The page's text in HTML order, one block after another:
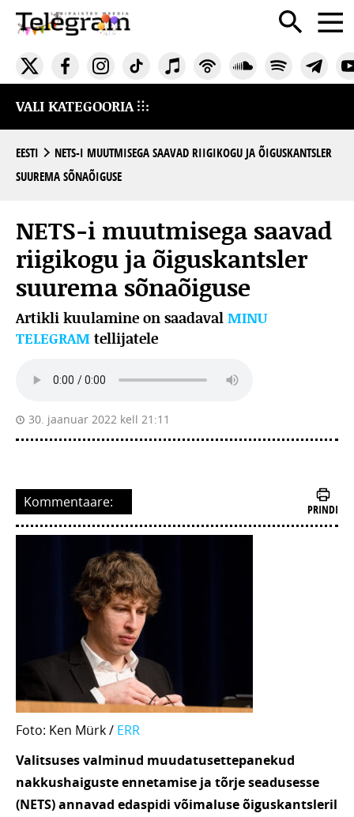
VALI KATEGOORIA
EESTI
NETS-I MUUTMISEGA SAAVAD RIIGIKOGU JA ÕIGUSKANTSLER
SUUREMA SÕNAÕIGUSE
NETS-i muutmisega saavad
riigikogu ja õiguskantsler
suurema sõnaõiguse
Artikli kuulamine on saadaval MINU
TELEGRAM tellijatele
30. jaanuar 2022 kell 21:11
Kommentaare: PRINDI
Foto: Ken Mürk / ERR
Valitsuses valminud muudatusettepanekud
nakkushaiguste ennetamise ja tõrje seadusesse
(NETS) annavad edaspidi võimaluse õiguskantsleril